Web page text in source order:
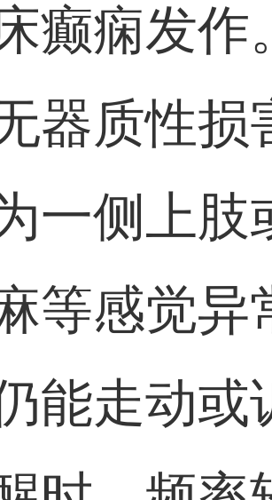
癫痫发作
器质性损
一侧上肢
等感觉异
能走动或